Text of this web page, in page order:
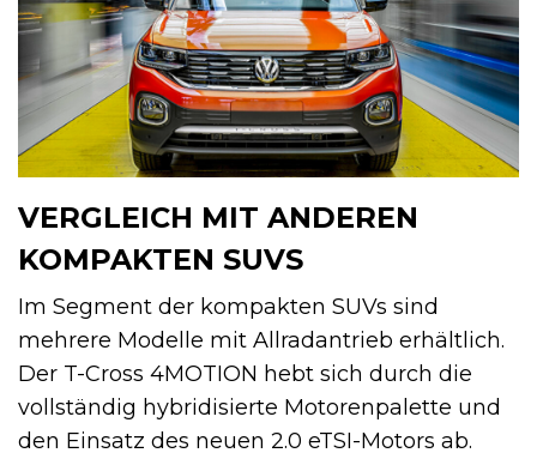
VERGLEICH MIT ANDEREN
KOMPAKTEN SUVS
Im Segment der kompakten SUVs sind
mehrere Modelle mit Allradantrieb erhältlich.
Der T-Cross 4MOTION hebt sich durch die
vollständig hybridisierte Motorenpalette und
den Einsatz des neuen 2.0 eTSI-Motors ab.